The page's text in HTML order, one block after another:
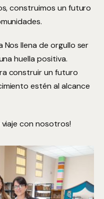
construimos un futuro
Nos llena de orgullo ser
huella positiva.
construir un futuro
estén al alcance
con nosotros!